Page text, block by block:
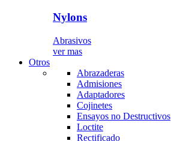
Nylons
Abrasivos
ver mas
Otros
Abrazaderas
Admisiones
Adaptadores
Cojinetes
Ensayos no Destructivos
Loctite
Rectificado